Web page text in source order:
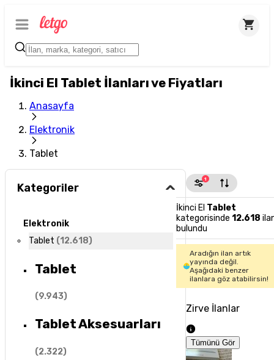
İkinci El Tablet İlanları ve Fiyatları
Anasayfa
Elektronik
Tablet
Kategoriler
Elektronik
Tablet (12.618)
Tablet
(9.943)
Tablet Aksesuarları
(2.322)
1
İkinci El Tablet
kategorisinde 12.618
bulundu
Aradığın ilan artık
yayında değil.
Aşağıdaki benzer
ilanlara göz atabilirsin!
Zirve İlanlar
Tümünü Gör